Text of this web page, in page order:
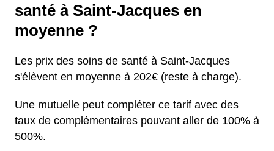
santé à Saint-Jacques en
moyenne ?
Les prix des soins de santé à Saint-Jacques
s'élèvent en moyenne à 202€ (reste à charge).
Une mutuelle peut compléter ce tarif avec des
taux de complémentaires pouvant aller de 100% à
500%.